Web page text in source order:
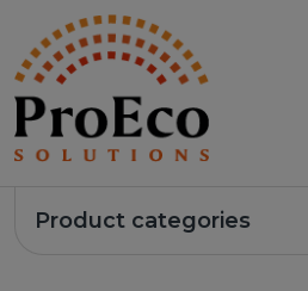
Product categories